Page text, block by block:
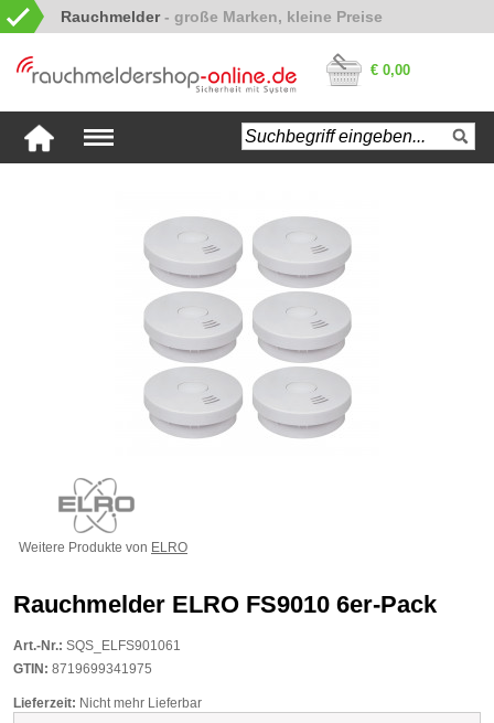
Rauchmelder
€ 0,00
Weitere Produkte von ELRO
Rauchmelder ELRO FS9010 6er-Pack
Art.-Nr.: SQS_ELFS901061
GTIN: 8719699341975
Lieferzeit: Nicht mehr Lieferbar